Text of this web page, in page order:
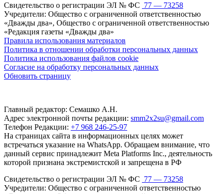
Свидетельство о регистрации ЭЛ № ФС 77 — 73258
Учредители: Общество с ограниченной ответственностью
«Дважды два», Общество с ограниченной ответственностью
«Редакция газеты «Дважды два»
Правила использования материалов
Политика в отношении обработки персональных данных
Политика использования файлов cookie
Согласие на обработку персональных данных
Обновить страницу
Главный редактор: Семашко А.Н.
Адрес электронной почты редакции: smm2x2su@gmail.com
Телефон Редакции: +7 968 246-25-97
На страницах сайта в информационных целях может
встречаться указание на WhatsApp. Обращаем внимание, что
данный сервис принадлежит Meta Platforms Inc., деятельность
которой признана экстремистской и запрещена в РФ
Свидетельство о регистрации ЭЛ № ФС 77 — 73258
Учредители: Общество с ограниченной ответственностью